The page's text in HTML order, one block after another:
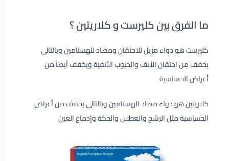
ما الفرق بين كليرست و كلاريتين ؟
كليرست هو دواء مزيل للاحتقان ومضاد للهستامين وبالتالى
يخفف من احتقان الأنف والجيوب الأنفية ويخفف أيضاً من
أعراض الحساسية
كلاريتين هو دواء مضاد للهستامين وبالتالى يخفف من أعراض
الحساسية مثل الرشح والعطس والحكة وإدماع العين